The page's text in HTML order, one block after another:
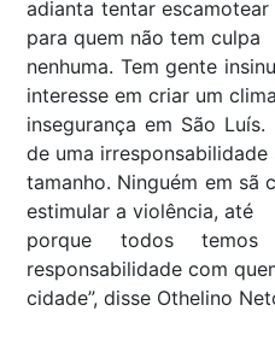
adianta tentar
para quem não tem culpa
nenhuma. Tem gente
interesse em criar um
insegurança em São
de uma irresponsabilidade
tamanho. Ninguém em sã
estimular a violência, até
porque todos
responsabilidade com
cidade”, disse Othelino